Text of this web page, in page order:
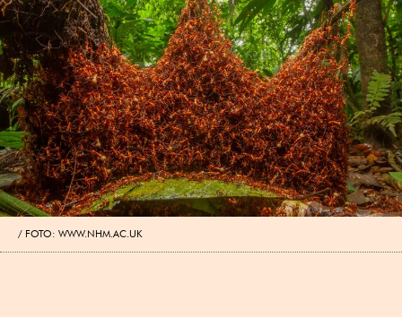
FOTO: WWW.NHM.AC.UK